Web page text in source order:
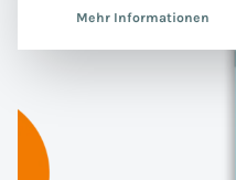
Mehr Informationen